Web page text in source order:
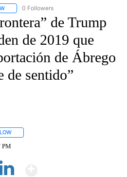
FOLLOW "CNN - SPANISH" TO RECEIVE
0 Followers
de Trump
de 2019 que
de Ábrego
de sentido”
PM